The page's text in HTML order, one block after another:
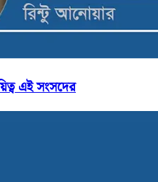
এই সংসদের